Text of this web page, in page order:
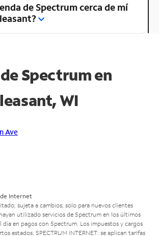
de Spectrum cerca de mí
Spectrum en
WI
Ave
Internet
sujeta a cambios; solo para nuevos clientes
utilizado servicios de Spectrum en los últimos
día en pagos con Spectrum. Los impuestos y cargos
estados. SPECTRUM INTERNET: se aplican tarifas